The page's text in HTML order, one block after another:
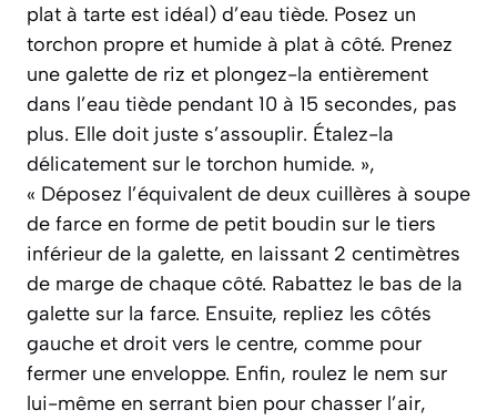
plat à tarte est idéal) d’eau tiède. Posez un
torchon propre et humide à plat à côté. Prenez
une galette de riz et plongez-la entièrement
dans l’eau tiède pendant 10 à 15 secondes, pas
plus. Elle doit juste s’assouplir. Étalez-la
délicatement sur le torchon humide. »,
« Déposez l’équivalent de deux cuillères à soupe
de farce en forme de petit boudin sur le tiers
inférieur de la galette, en laissant 2 centimètres
de marge de chaque côté. Rabattez le bas de la
galette sur la farce. Ensuite, repliez les côtés
gauche et droit vers le centre, comme pour
fermer une enveloppe. Enfin, roulez le nem sur
lui-même en serrant bien pour chasser l’air,